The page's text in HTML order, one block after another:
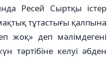
Ресей Сыртқы істер
тұтастығы қалпына
жоқ» деп мәлімдегені
тәртібіне келуі әбден